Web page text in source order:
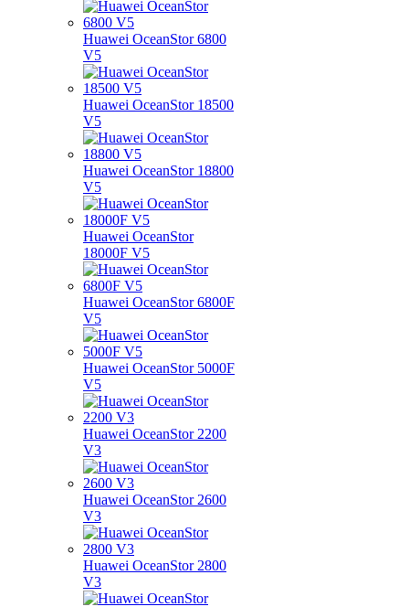
Huawei OceanStor 6800
V5
Huawei OceanStor 18500
V5
Huawei OceanStor 18800
V5
Huawei OceanStor
18000F V5
Huawei OceanStor 6800F
V5
Huawei OceanStor 5000F
V5
Huawei OceanStor 2200
V3
Huawei OceanStor 2600
V3
Huawei OceanStor 2800
V3